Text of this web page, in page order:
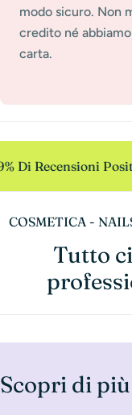
modo sicuro. Non
credito né
carta.
Di Recensioni
COSMETICA -
Tutto
Scopri di